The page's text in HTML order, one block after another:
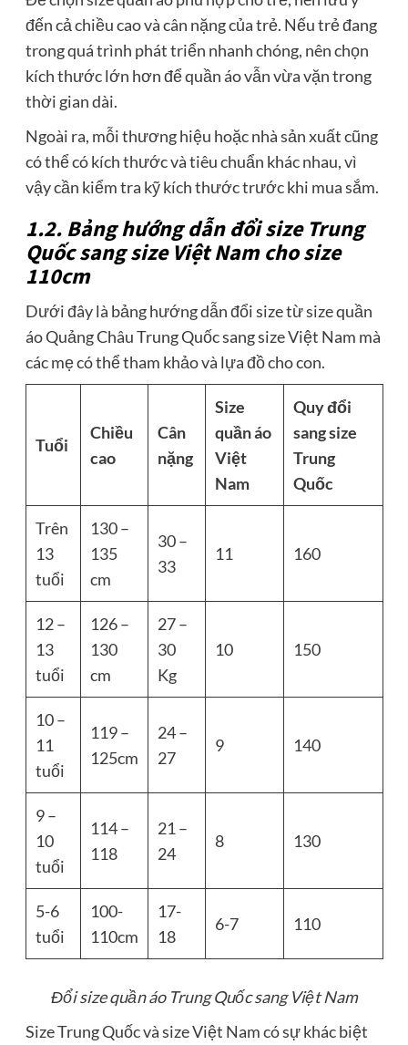
đến cả chiều cao và cân nặng của trẻ. Nếu trẻ đang
trong quá trình phát triển nhanh chóng, nên chọn
kích thước lớn hơn để quần áo vẫn vừa vặn trong
thời gian dài.
Ngoài ra, mỗi thương hiệu hoặc nhà sản xuất cũng
có thể có kích thước và tiêu chuẩn khác nhau, vì
vậy cần kiểm tra kỹ kích thước trước khi mua sắm.
1.2. Bảng hướng dẫn đổi size Trung
Quốc sang size Việt Nam cho size
110cm
Dưới đây là bảng hướng dẫn đổi size từ size quần
áo Quảng Châu Trung Quốc sang size Việt Nam mà
các mẹ có thể tham khảo và lựa đồ cho con.
Tuổi
Chiều
cao
Cân
nặng
Size
quần áo
Việt
Nam
Quy đổi
sang size
Trung
Quốc
Trên
13
tuổi
130 –
135
cm
30 –
33
11 160
12 –
13
tuổi
126 –
130
cm
27 –
30
Kg
10 150
10 –
11
tuổi
119 –
125cm
24 –
27
9 140
9 –
10
tuổi
114 –
118
21 –
24
8 130
5-6
tuổi
100-
110cm
17-
18
6-7 110
Đổi size quần áo Trung Quốc sang Việt Nam
Size Trung Quốc và size Việt Nam có sự khác biệt